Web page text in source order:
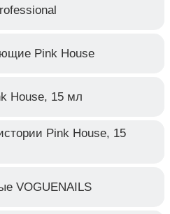
Pink House
House, 15 мл
Pink House, 15
VOGUENAILS